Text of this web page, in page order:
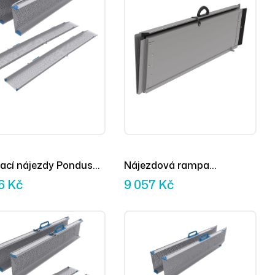
nájezdy Pondus
(2ks)
Kč
Nájezdová rampa
Broadband 90 cm, skládací
9 057 Kč